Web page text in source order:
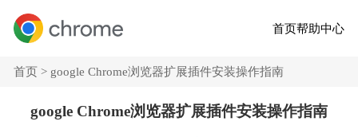
首页帮助中心
首页 > google Chrome浏览器扩展插件安装操作指南
google Chrome浏览器扩展插件安装操作指南